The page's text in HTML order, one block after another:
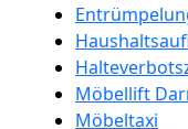
Möbellift
Möbeltaxi